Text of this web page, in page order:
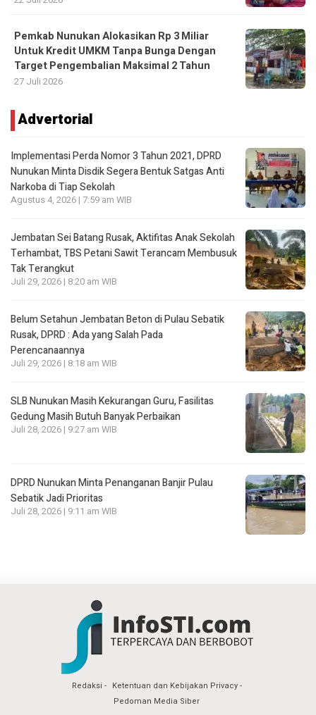
Pemkab Nunukan Alokasikan Rp 3 Miliar
Untuk Kredit UMKM Tanpa Bunga Dengan
Target Pengembalian Maksimal 2 Tahun
27 Juli 2026
Advertorial
Implementasi Perda Nomor 3 Tahun 2021, DPRD
Nunukan Minta Disdik Segera Bentuk Satgas Anti
Narkoba di Tiap Sekolah
Agustus 4, 2026 | 7:59 am WIB
Jembatan Sei Batang Rusak, Aktifitas Anak Sekolah
Terhambat, TBS Petani Sawit Terancam Membusuk
Tak Terangkut
Juli 29, 2026 | 8:20 am WIB
Belum Setahun Jembatan Beton di Pulau Sebatik
Rusak, DPRD : Ada yang Salah Pada
Perencanaannya
Juli 29, 2026 | 8:18 am WIB
SLB Nunukan Masih Kekurangan Guru, Fasilitas
Gedung Masih Butuh Banyak Perbaikan
Juli 28, 2026 | 9:27 am WIB
DPRD Nunukan Minta Penanganan Banjir Pulau
Sebatik Jadi Prioritas
Juli 28, 2026 | 9:11 am WIB
Redaksi
Ketentuan dan Kebijakan Privacy
Pedoman Media Siber